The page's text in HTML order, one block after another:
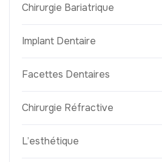
Chirurgie Bariatrique
Implant Dentaire
Facettes Dentaires
Chirurgie Réfractive
L’esthétique